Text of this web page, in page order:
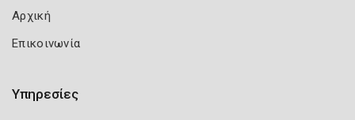
Αρχική
Επικοινωνία
Υπηρεσίες